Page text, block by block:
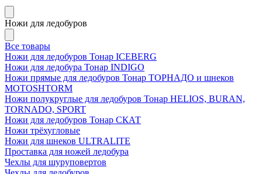
Ножи для ледобуров
Все товары
Ножи для ледобуров Тонар ICEBERG
Ножи для ледобура Тонар INDIGO
Ножи прямые для ледобуров Тонар ТОРНАДО и шнеков
MOTOSHTORM
Ножи полукруглые для ледобуров Тонар HELIOS, BURAN,
TORNADO, SPORT
Ножи для ледобуров Тонар СКАТ
Ножи трёхугловые
Ножи для шнеков ULTRALITE
Проставка для ножей ледобура
Чехлы для шуруповертов